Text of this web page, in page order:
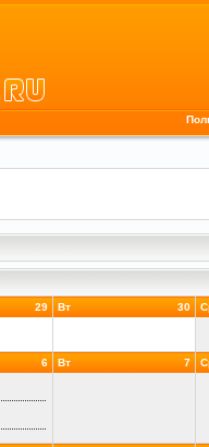
29 30
Вт
6 7
Вт